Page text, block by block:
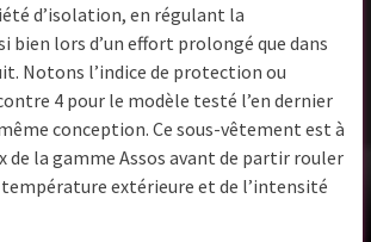
d’isolation, en régulant la
bien lors d’un effort prolongé que dans
Notons l’indice de protection ou
4 pour le modèle testé l’en dernier
conception. Ce sous-vêtement est à
de la gamme Assos avant de partir rouler
extérieure et de l’intensité